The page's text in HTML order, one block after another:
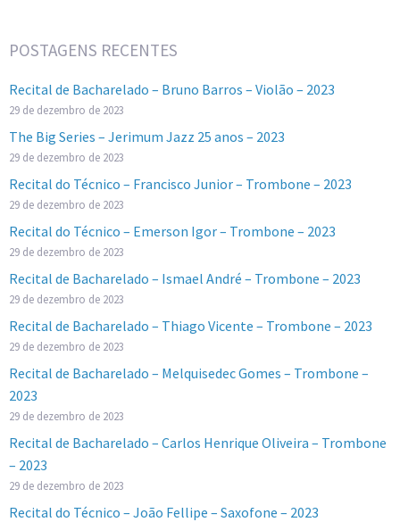
POSTAGENS RECENTES
Recital de Bacharelado – Bruno Barros – Violão – 2023
29 de dezembro de 2023
The Big Series – Jerimum Jazz 25 anos – 2023
29 de dezembro de 2023
Recital do Técnico – Francisco Junior – Trombone – 2023
29 de dezembro de 2023
Recital do Técnico – Emerson Igor – Trombone – 2023
29 de dezembro de 2023
Recital de Bacharelado – Ismael André – Trombone – 2023
29 de dezembro de 2023
Recital de Bacharelado – Thiago Vicente – Trombone – 2023
29 de dezembro de 2023
Recital de Bacharelado – Melquisedec Gomes – Trombone –
2023
29 de dezembro de 2023
Recital de Bacharelado – Carlos Henrique Oliveira – Trombone
– 2023
29 de dezembro de 2023
Recital do Técnico – João Fellipe – Saxofone – 2023